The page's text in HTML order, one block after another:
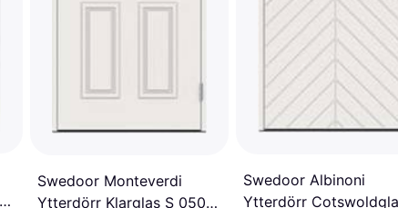
Swedoor Monteverdi
Ytterdörr Klarglas S 0502-
Swedoor Albinoni
Ytterdörr